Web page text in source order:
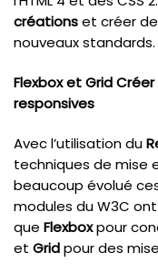
créationset créer
nouveaux standards.
Flexbox et Grid
responsives
Avec l’utilisation du
techniques de mise
beaucoup évolué
modules du W3C
que Flexboxpour
et Gridpour des